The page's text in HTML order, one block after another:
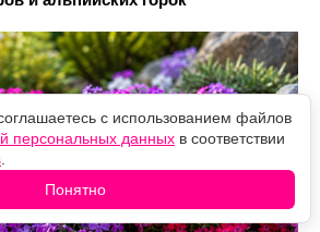
с использованием файлов
персональных данных в соответствии
Понятно